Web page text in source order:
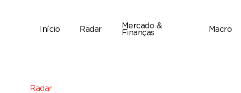
Início Radar
Mercado &
Finanças
Macro
Radar